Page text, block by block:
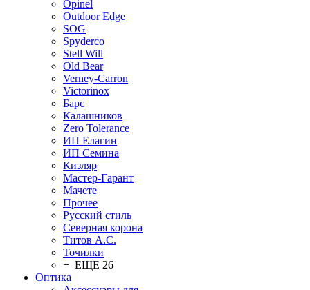
Opinel
Outdoor Edge
SOG
Spyderco
Stell Will
Old Bear
Verney-Carron
Victorinox
Барс
Калашников
Zero Tolerance
ИП Елагин
ИП Семина
Кизляр
Мастер-Гарант
Мачете
Прочее
Русский стиль
Северная корона
Титов А.С.
Точилки
+ ЕЩЕ 26
Оптика